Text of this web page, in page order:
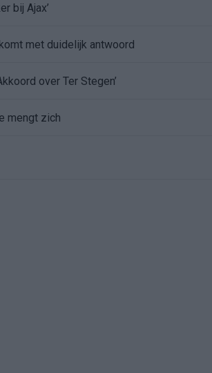
bij Ajax’
met duidelijk antwoord
over Ter Stegen’
mengt zich